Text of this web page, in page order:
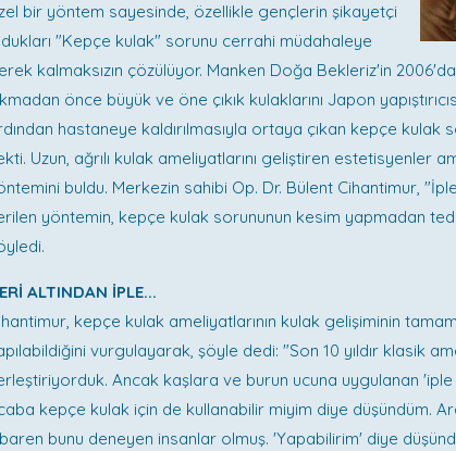
bir yöntem sayesinde, özellikle gençlerin şikayetçi
"Kepçe kulak" sorunu cerrahi müdahaleye
kalmaksızın çözülüyor. Manken Doğa Bekleriz'in
önce büyük ve öne çıkık kulaklarını Japon
hastaneye kaldırılmasıyla ortaya çıkan kepçe
Uzun, ağrılı kulak ameliyatlarını geliştiren estetisyenler
buldu. Merkezin sahibi Op. Dr. Bülent Cihantimur,
yöntemin, kepçe kulak sorununun kesim yapmadan
ALTINDAN İPLE...
kepçe kulak ameliyatlarının kulak gelişiminin
vurgulayarak, şöyle dedi: "Son 10 yıldır klasik
Ancak kaşlara ve burun ucuna uygulanan
kepçe kulak için de kullanabilir miyim diye düşündüm.
bunu deneyen insanlar olmuş. 'Yapabilirim' diye